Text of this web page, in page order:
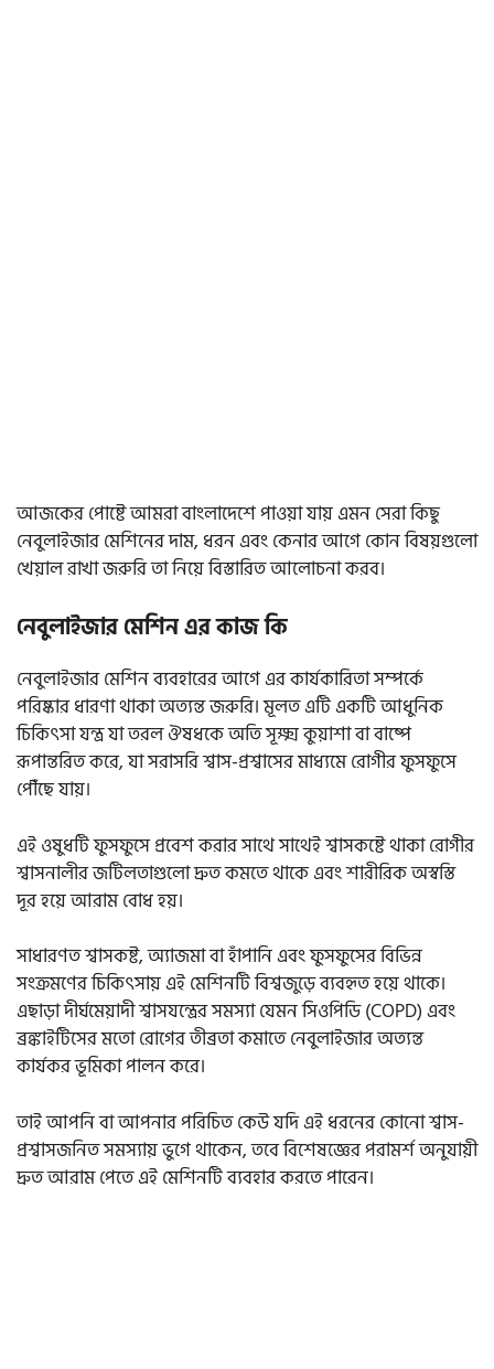
আজকের পোষ্টে আমরা বাংলাদেশে পাওয়া যায় এমন সেরা কিছু
নেবুলাইজার মেশিনের দাম, ধরন এবং কেনার আগে কোন বিষয়গুলো
খেয়াল রাখা জরুরি তা নিয়ে বিস্তারিত আলোচনা করব।
নেবুলাইজার মেশিন এর কাজ কি
নেবুলাইজার মেশিন ব্যবহারের আগে এর কার্যকারিতা সম্পর্কে
পরিষ্কার ধারণা থাকা অত্যন্ত জরুরি। মূলত এটি একটি আধুনিক
চিকিৎসা যন্ত্র যা তরল ঔষধকে অতি সূক্ষ্ম কুয়াশা বা বাষ্পে
রূপান্তরিত করে, যা সরাসরি শ্বাস-প্রশ্বাসের মাধ্যমে রোগীর ফুসফুসে
পৌঁছে যায়।
এই ওষুধটি ফুসফুসে প্রবেশ করার সাথে সাথেই শ্বাসকষ্টে থাকা রোগীর
শ্বাসনালীর জটিলতাগুলো দ্রুত কমতে থাকে এবং শারীরিক অস্বস্তি
দূর হয়ে আরাম বোধ হয়।
সাধারণত শ্বাসকষ্ট, অ্যাজমা বা হাঁপানি এবং ফুসফুসের বিভিন্ন
সংক্রমণের চিকিৎসায় এই মেশিনটি বিশ্বজুড়ে ব্যবহৃত হয়ে থাকে।
এছাড়া দীর্ঘমেয়াদী শ্বাসযন্ত্রের সমস্যা যেমন সিওপিডি (COPD) এবং
ব্রঙ্কাইটিসের মতো রোগের তীব্রতা কমাতে নেবুলাইজার অত্যন্ত
কার্যকর ভূমিকা পালন করে।
তাই আপনি বা আপনার পরিচিত কেউ যদি এই ধরনের কোনো শ্বাস-
প্রশ্বাসজনিত সমস্যায় ভুগে থাকেন, তবে বিশেষজ্ঞের পরামর্শ অনুযায়ী
দ্রুত আরাম পেতে এই মেশিনটি ব্যবহার করতে পারেন।